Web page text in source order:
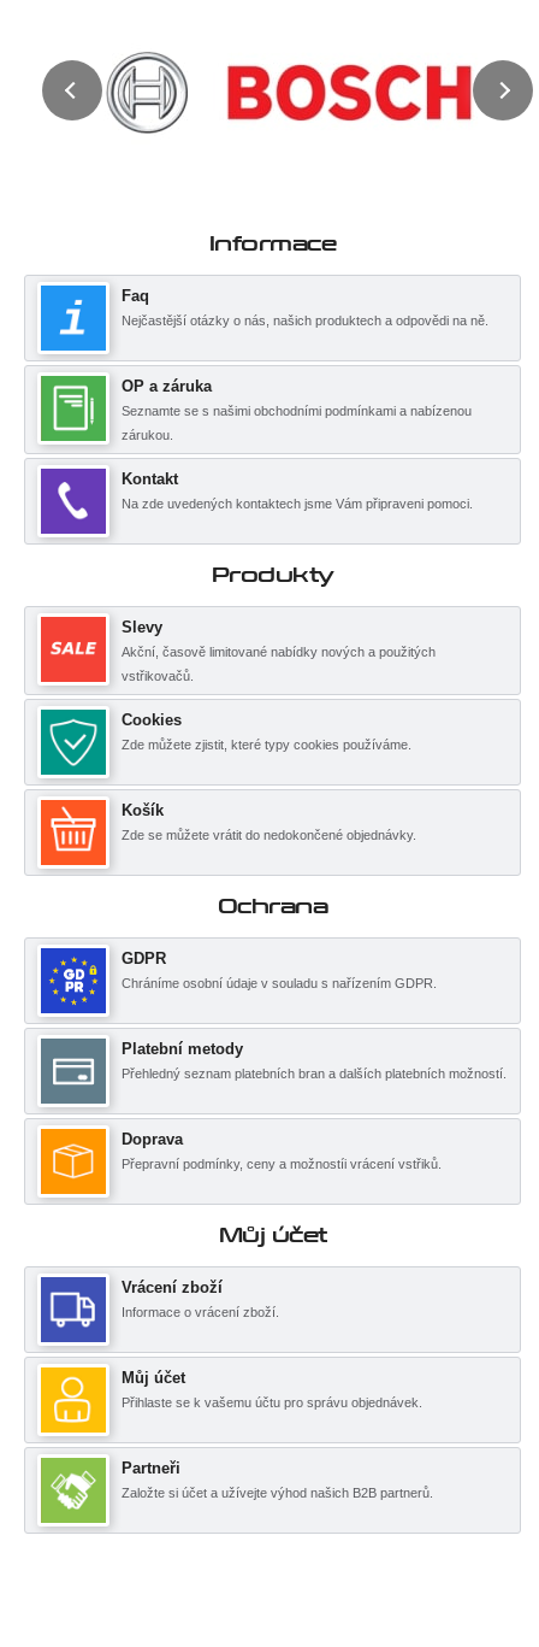
Informace
Faq
Nejčastější otázky o nás, našich produktech a odpovědi na ně.
OP a záruka
Seznamte se s našimi obchodními podmínkami a nabízenou
zárukou.
Kontakt
Na zde uvedených kontaktech jsme Vám připraveni pomoci.
Produkty
Slevy
Akční, časově limitované nabídky nových a použitých
vstřikovačů.
Cookies
Zde můžete zjistit, které typy cookies používáme.
Košík
Zde se můžete vrátit do nedokončené objednávky.
Ochrana
GDPR
Chráníme osobní údaje v souladu s nařízením GDPR.
Platební metody
Přehledný seznam platebních bran a dalších platebních možností.
Doprava
Přepravní podmínky, ceny a možnostíi vrácení vstřiků.
Můj účet
Vrácení zboží
Informace o vrácení zboží.
Můj účet
Přihlaste se k vašemu účtu pro správu objednávek.
Partneři
Založte si účet a užívejte výhod našich B2B partnerů.